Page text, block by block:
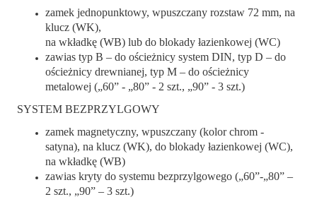
zamek jednopunktowy, wpuszczany rozstaw 72 mm, na
klucz (WK),
na wkładkę (WB) lub do blokady łazienkowej (WC)
zawias typ B – do ościeżnicy system DIN, typ D – do
ościeżnicy drewnianej, typ M – do ościeżnicy
metalowej („60” - „80” - 2 szt., „90” - 3 szt.)
SYSTEM BEZPRZYLGOWY
zamek magnetyczny, wpuszczany (kolor chrom -
satyna), na klucz (WK), do blokady łazienkowej (WC),
na wkładkę (WB)
zawias kryty do systemu bezprzylgowego („60”-„80” –
2 szt., „90” – 3 szt.)